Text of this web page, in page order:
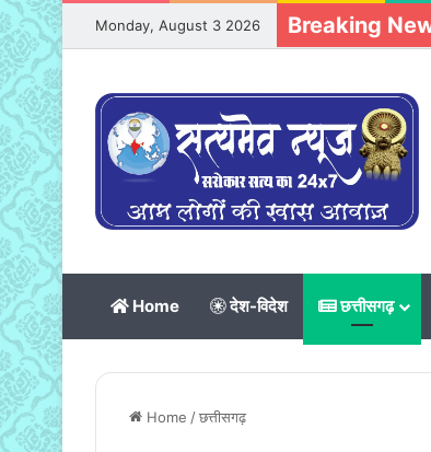
Monday, August 3 2026 Breaking
Home देश-विदेश छत्तीसगढ़
Home /छत्तीसगढ़